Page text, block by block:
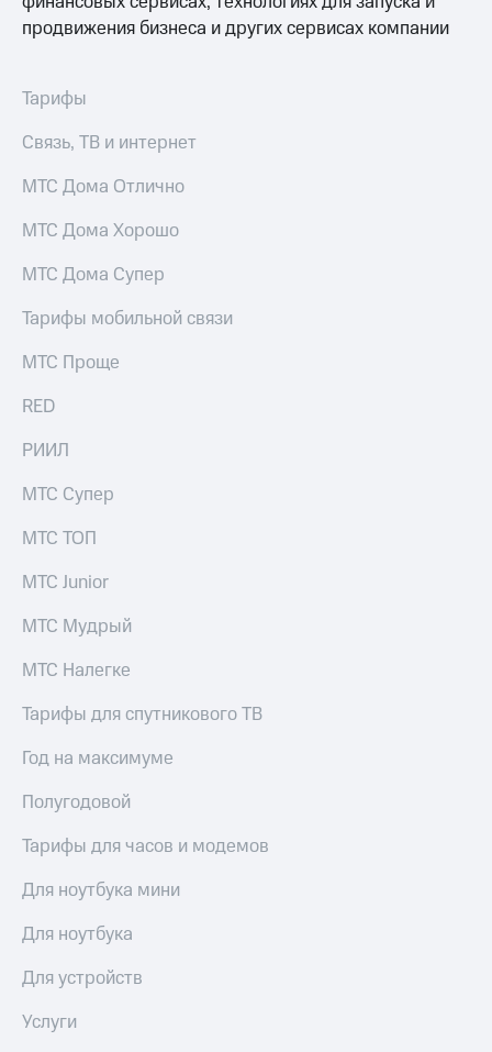
продвижения бизнеса и других сервисах компании
Тарифы
Связь, ТВ и интернет
МТС Дома Отлично
МТС Дома Хорошо
МТС Дома Супер
Тарифы мобильной связи
МТС Проще
RED
РИИЛ
МТС Супер
МТС ТОП
МТС Junior
МТС Мудрый
МТС Налегке
Тарифы для спутникового ТВ
Год на максимуме
Полугодовой
Тарифы для часов и модемов
Для ноутбука мини
Для ноутбука
Для устройств
Услуги